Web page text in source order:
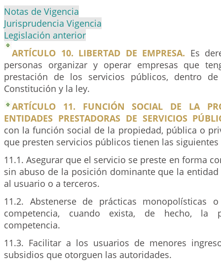
Notas de Vigencia
Jurisprudencia Vigencia
Legislación anterior
ARTÍCULO 10. LIBERTAD DE EMPRESA. Es
personas organizar y operar empresas que
prestación de los servicios públicos, dentro
Constitución y la ley.
ARTÍCULO 11. FUNCIÓN SOCIAL DE LA
ENTIDADES PRESTADORAS DE SERVICIOS
con la función social de la propiedad, pública o
que presten servicios públicos tienen las
11.1. Asegurar que el servicio se preste en forma
sin abuso de la posición dominante que la
al usuario o a terceros.
11.2. Abstenerse de prácticas monopolísticas
competencia, cuando exista, de hecho, la
competencia.
11.3. Facilitar a los usuarios de menores
subsidios que otorguen las autoridades.